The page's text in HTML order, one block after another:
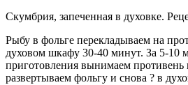
Cкумбрия, запеченная в духовке.
Рыбу в фольге перекладываем на
духовом шкафу 30-40 минут. За 5-10
приготовления вынимаем противень
развертываем фольгу и снова ? в